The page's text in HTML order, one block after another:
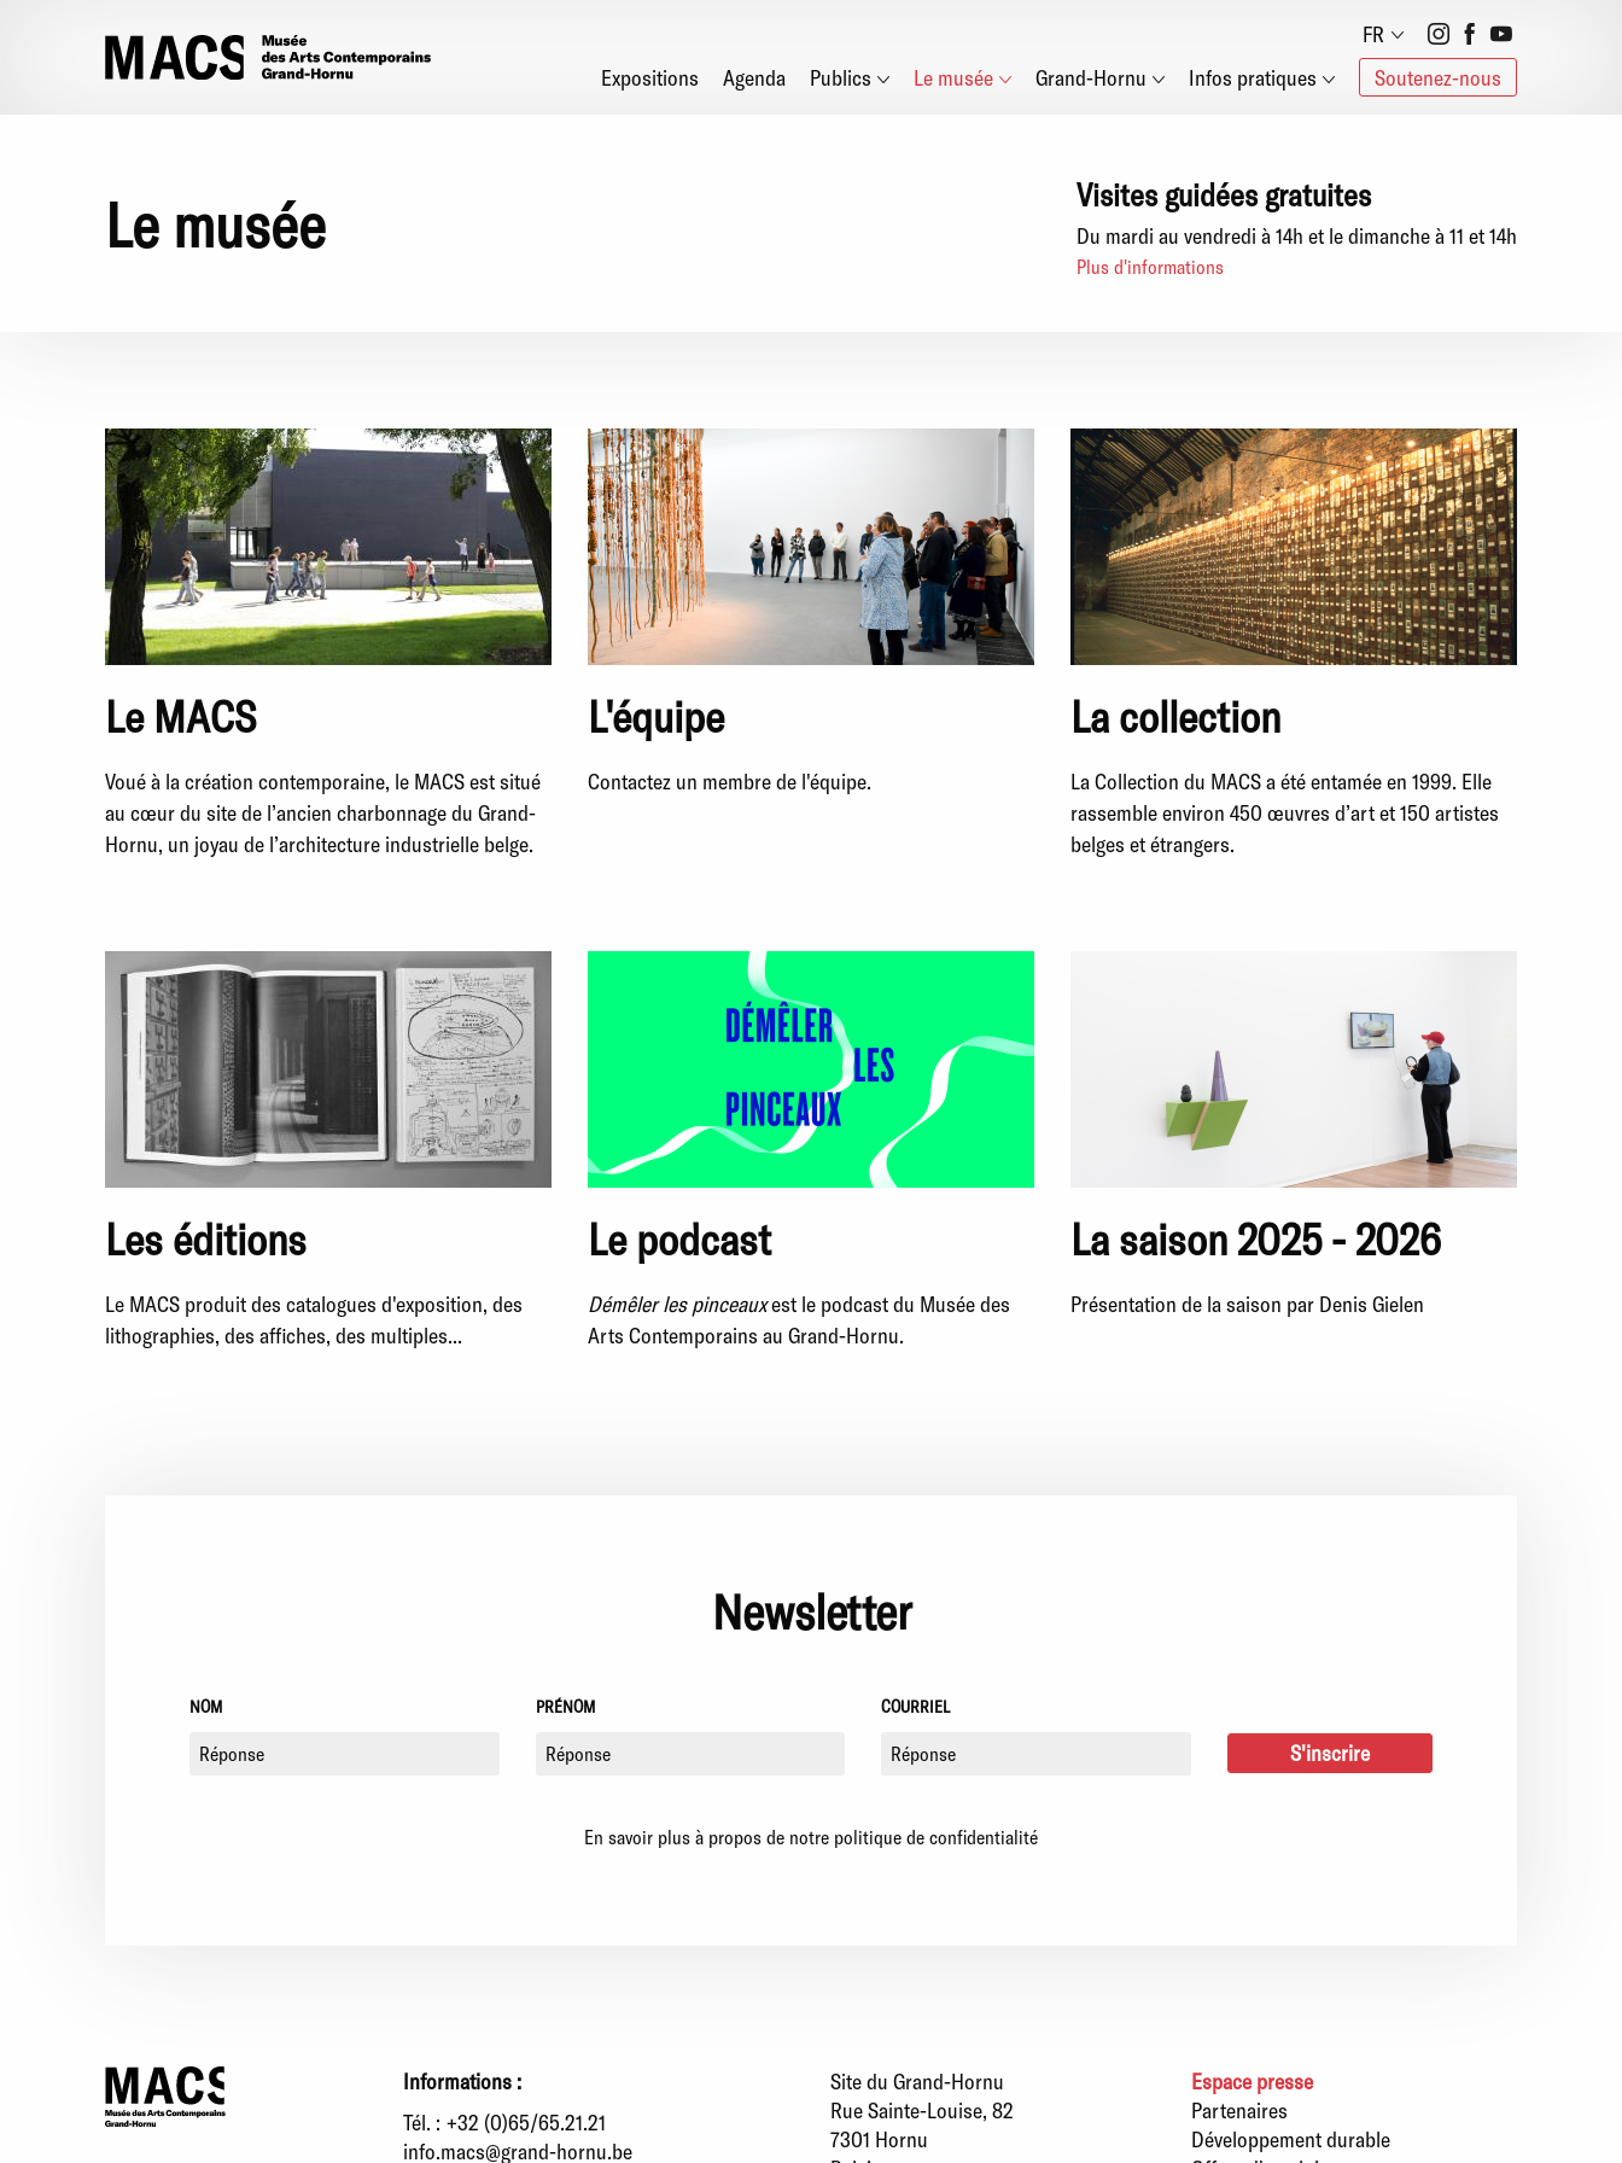
FR
Social
networks
Main
Expositions Agenda Publics Le musée Grand-Hornu Infos pratiques Soutenez-nous
Le musée Visites guidées gratuites
Du mardi au vendredi à 14h et le dimanche à 11 et 14h
Plus d'informations
Le MACS
Voué à la création contemporaine, le MACS est situé
au cœur du site de l’ancien charbonnage du Grand-
Hornu, un joyau de l’architecture industrielle belge.
L'équipe
Contactez un membre de l'équipe.
La collection
La Collection du MACS a été entamée en 1999. Elle
rassemble environ 450 œuvres d’art et 150 artistes
belges et étrangers.
Les éditions
Le MACS produit des catalogues d'exposition, des
lithographies, des affiches, des multiples...
Le podcast
Démêler les pinceauxest le podcast du Musée des
Arts Contemporains au Grand-Hornu.
La saison 2025 - 2026
Présentation de la saison par Denis Gielen
Newsletter
NOM PRÉNOM COURRIEL
En savoir plus à propos de notre politique de confidentialité
Informations :
Tél. : +32 (0)65/65.21.21
info.macs@grand-hornu.be
Site du Grand-Hornu
Rue Sainte-Louise, 82
7301 Hornu
Espace presse
Partenaires
Développement durable